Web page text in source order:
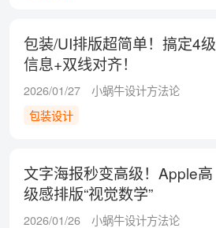
包装/UI排版超简单！搞定4级
信息+双线对齐！
2026/01/27
小蜗牛设计方法论
包装设计
文字海报秒变高级！Apple高
级感排版“视觉数学”
2026/01/26
小蜗牛设计方法论